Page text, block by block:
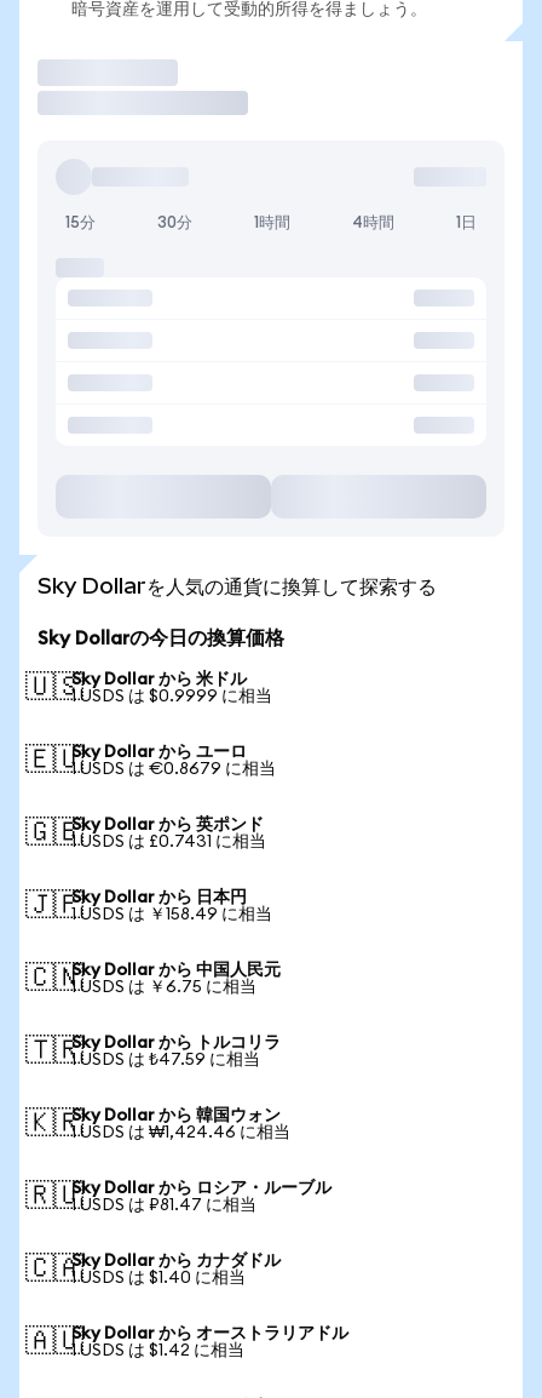
暗号資産を運用して受動的所得を得ましょう。
15分 30分 1時間 4時間 1日
Sky Dollarを人気の通貨に換算して探索する
Sky Dollarの今日の換算価格
🇺🇸Sky Dollar から 米ドル
1 USDS は $0.9999 に相当
🇪🇺Sky Dollar から ユーロ
1 USDS は €0.8679 に相当
🇬🇧Sky Dollar から 英ポンド
1 USDS は £0.7431 に相当
🇯🇵Sky Dollar から 日本円
1 USDS は ￥158.49 に相当
🇨🇳Sky Dollar から 中国人民元
1 USDS は ￥6.75 に相当
🇹🇷Sky Dollar から トルコリラ
1 USDS は ₺47.59 に相当
🇰🇷Sky Dollar から 韓国ウォン
1 USDS は ₩1,424.46 に相当
🇷🇺Sky Dollar から ロシア・ルーブル
1 USDS は ₽81.47 に相当
🇨🇦Sky Dollar から カナダドル
1 USDS は $1.40 に相当
🇦🇺Sky Dollar から オーストラリアドル
1 USDS は $1.42 に相当